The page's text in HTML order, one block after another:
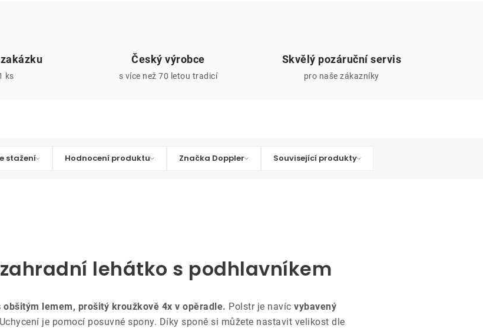
ks
Český výrobce
s více než 70 letou tradicí
Skvělý pozáruční servis
pro naše zákazníky
stažení Hodnocení produktu Značka Doppler Související produkty
lehátko s podhlavníkem
obšitým lemem, prošitý kroužkově 4x v opěradle. Polstr je navíc vybavený
je pomocí posuvné spony. Díky sponě si můžete nastavit velikost dle